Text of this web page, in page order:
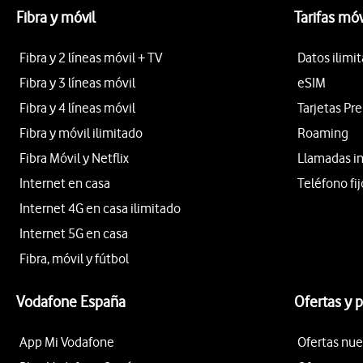
Fibra y móvil
Fibra y 2 líneas móvil + TV
Fibra y 3 líneas móvil
Fibra y 4 líneas móvil
Fibra y móvil ilimitado
Fibra Móvil y Netflix
Internet en casa
Internet 4G en casa ilimitado
Internet 5G en casa
Fibra, móvil y fútbol
Tarifas
Datos
eSIM
Tarjetas
Roaming
Llamadas
Teléfono
Vodafone España
App Mi Vodafone
Ofertas y
Ofertas